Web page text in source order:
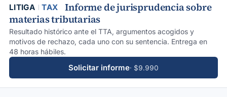
LITIGA TAX
Informe de jurisprudencia sobre
materias tributarias
Resultado histórico ante el TTA, argumentos acogidos y
motivos de rechazo, cada uno con su sentencia. Entrega en
48 horas hábiles.
Solicitar informe· $9.990